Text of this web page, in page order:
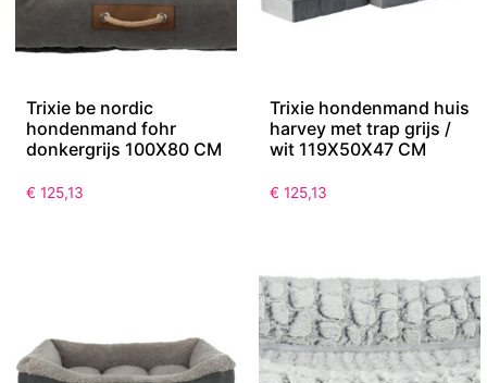
Trixie be nordic
hondenmand fohr
donkergrijs 100X80 CM
€ 125,13
Trixie hondenmand huis
harvey met trap grijs /
wit 119X50X47 CM
€ 125,13